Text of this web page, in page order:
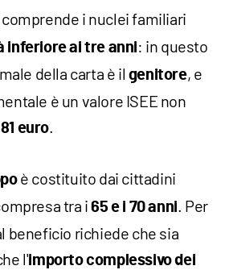
i nuclei familiari
inferiore ai tre anni: in questo
della carta è il genitore, e
è un valore ISEE non
euro.
è costituito dai cittadini
tra i65 e i 70 anni. Per
beneficio richiede che sia
l'importo complessivo dei